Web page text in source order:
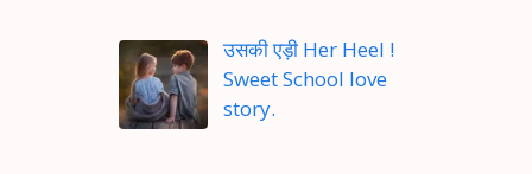
उसकी एड़ी Her Heel !
Sweet School love
story.